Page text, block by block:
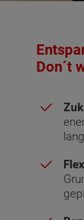
Don´t